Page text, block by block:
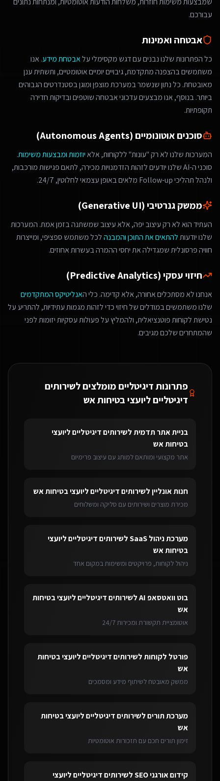
עבורכם.
אבטחה ואמינות
כל הפתרונות שלנו נבנים עם דגש מקסימלי עלאבטחת מידע. אנו
משתמשים בהצפנה מתקדמת, גיבויים יומיים אוטומטיים, ותשתית ענן
מאובטחת. כל נתון שנשמר במערכת מוצפן ומוגן בסטנדרטים הגבוהים
ביותר. בנוסף, אנו מבצעים עדכוני אבטחה שוטפים ובדיקות חדירה
תקופתיות.
סוכנים אוטונומיים (Autonomous Agents)
המערכות שלנו לא רק "עונות" ללקוחות, אלאיוזמות ומבצעות משימות.
סוכני ה-AI שלנו יודעים לזהות הזדמנויות מכירה, לתאם פגישות מורכבות,
ולנהל תהליכי Follow-up מלאים באופן עצמאי לחלוטין, 24/7.
ממשק גנרטיבי (Generative UI)
העתיד הוא לא רק עיצוב יפה, אלא עיצוב שמשתנה בזמן אמת. המערכות
שלנו יודעותלהתאים את התוכן והמבנהלכל משתמש ספציפי, ומייצרות
חוויה פרסונלית שמגדילה את יחסי ההמרה בעשרות אחוזים.
חיזוי עסקי (Predictive Analytics)
אנחנו לא מסתכלים אחורה, אלא קדימה. כלי האנליטיקס המתקדמים
שלנו משתמשים במודלים של חיזוי כדי לזהות מגמות עתידיות, להתריע על
נטישת לקוחות פוטנציאלית, ולהמליץ על פעולות עסקיות יזומות לפני
שהמתחרים שלכם מגיבים.
פתרונות דיגיטליים מומלצים לשירותים
דיגיטליים ליועצי בטיחות אש
בניית אתר תדמיתלשירותים דיגיטליים ליועצי
בטיחות אש
אתר מקצועי ומותאם למותג עם עיצוב פרימיום
חנות אונלייןלשירותים דיגיטליים ליועצי בטיחות אש
מכירת מוצרים ושירותים עם סליקה ומשלוחים
מערכת ניהול SaaS לשירותים דיגיטליים ליועצי
בטיחות אש
ניהול לקוחות, פרויקטים ומשימות במקום אחד
בוט וואטסאפ AI לשירותים דיגיטליים ליועצי בטיחות
אש
אוטומציית תקשורת ומכירות 24/7
פורטל לקוחותלשירותים דיגיטליים ליועצי בטיחות
אש
ממשק מאובטח לשיתוף מידע ומסמכים
מערכת תוריםלשירותים דיגיטליים ליועצי בטיחות
אש
זימון תורים חכם עם תזכורות אוטומטיות
קידום אורגני SEO לשירותים דיגיטליים ליועצי